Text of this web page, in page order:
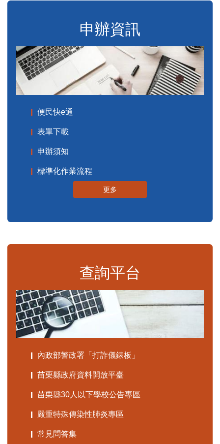
申辦資訊
便民快e通
表單下載
申辦須知
標準化作業流程
更多
查詢平台
內政部警政署「打詐儀錶板」
苗栗縣政府資料開放平臺
苗栗縣30人以下學校公告專區
嚴重特殊傳染性肺炎專區
常見問答集